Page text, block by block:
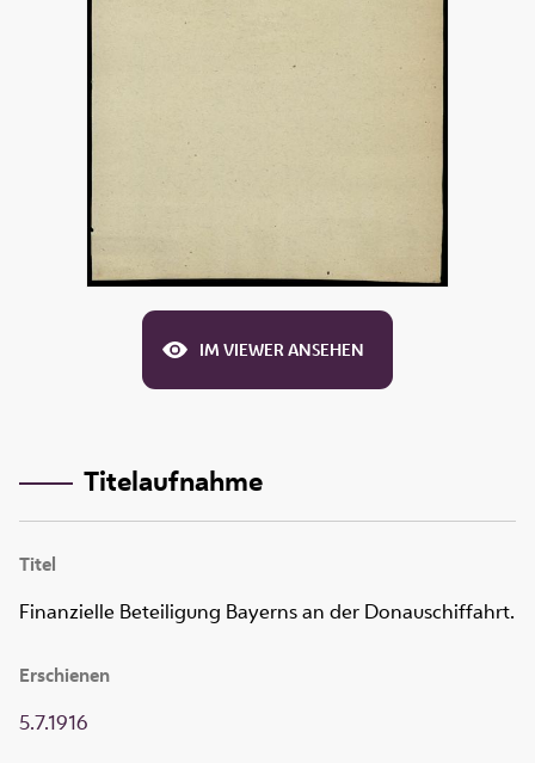
IM VIEWER ANSEHEN
Titelaufnahme
Titel
Finanzielle Beteiligung Bayerns an der Donauschiffahrt.
Erschienen
5.7.1916